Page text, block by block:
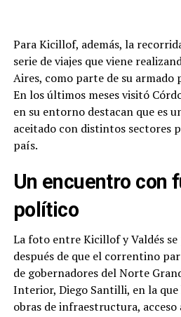
Para Kicillof, además, la
serie de viajes que viene
Aires, como parte de su armado
En los últimos meses visitó
en su entorno destacan que es
aceitado con distintos sectores
país.
Un encuentro con
político
La foto entre Kicillof y Valdés
después de que el correntino
de gobernadores del Norte
Interior, Diego Santilli, en la
obras de infraestructura,